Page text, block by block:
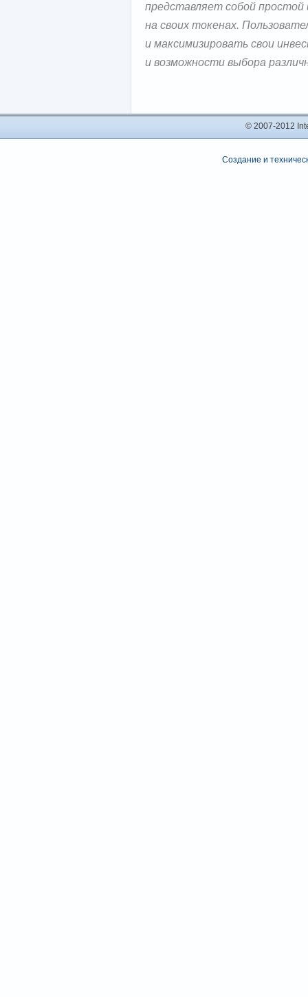
представляет собой
на своих токенах.
и максимизировать свои
и возможности выбора
© 2007-2012
Создание и